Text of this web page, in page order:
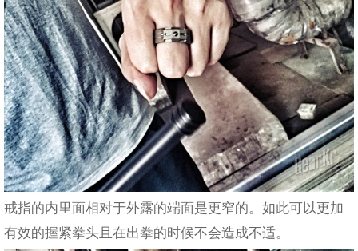
戒指的内里面相对于外露的端面是更窄的。如此可以更加
有效的握紧拳头且在出拳的时候不会造成不适。